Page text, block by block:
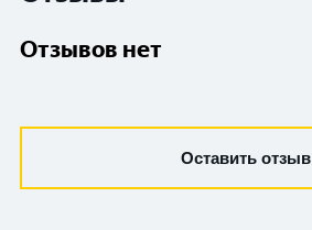
Отзывов нет
Оставить отзыв